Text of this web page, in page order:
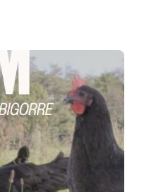
de notre terroir
...
0